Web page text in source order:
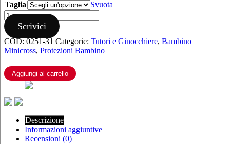
Taglia
Svuota
GOMITIERE
CROSS
BAMBINO
O’NEAL
PEEWEE
GUARD
YOUTH
BLACK
quantità
Scrivici
COD:0251-31 Categorie: Tutori e Ginocchiere, Bambino
Minicross, Protezioni Bambino
Aggiungi al carrello
Descrizione
Informazioni aggiuntive
Recensioni (0)